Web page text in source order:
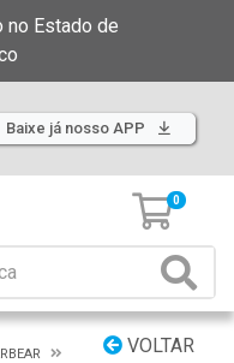
no Estado de
Baixe já nosso APP
0
VOLTAR